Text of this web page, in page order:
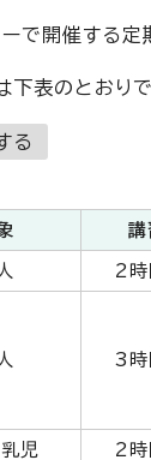
で開催する定
下表のとおりで
る
講
2
3
乳児 2